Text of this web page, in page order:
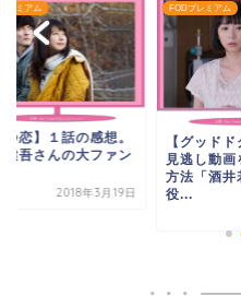
レミアム
つ恋】１話の感想。
健吾さんの大ファン
2018年3月19日
FODプレミアム
【グッドド
見逃し動画
方法「酒井
役...